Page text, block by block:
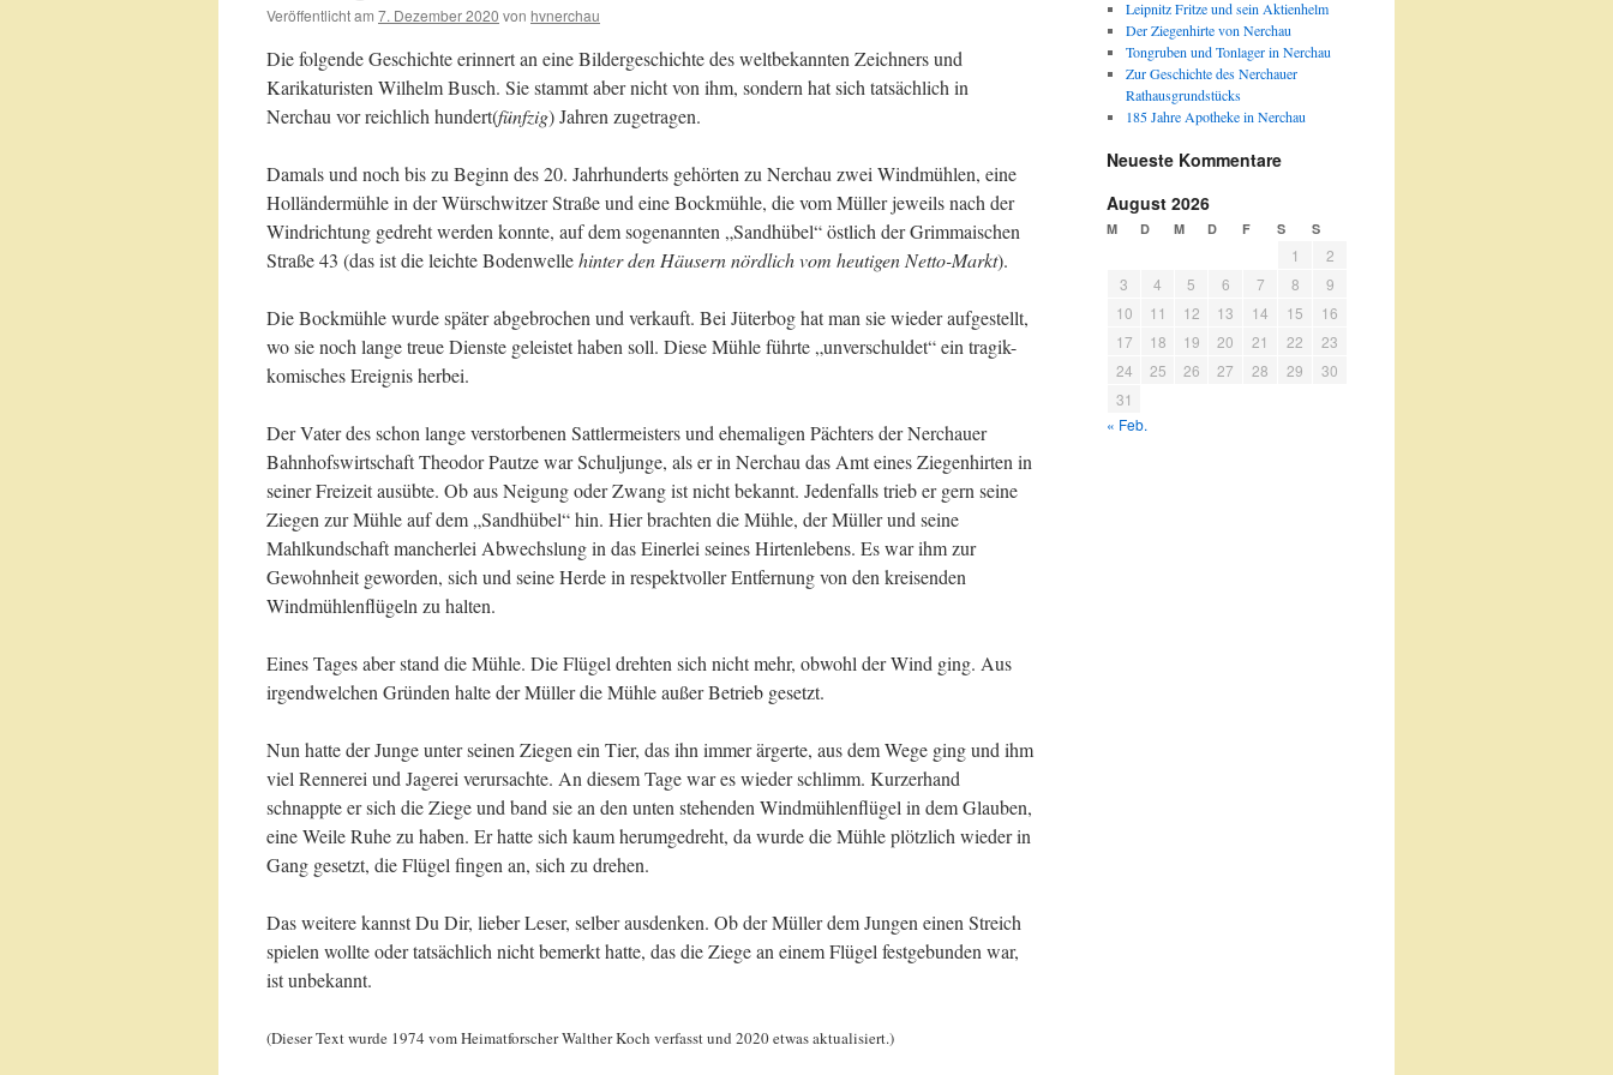
Veröffentlicht am 7. Dezember 2020 von hvnerchau
Die folgende Geschichte erinnert an eine Bildergeschichte des weltbekannten Zeichners und
Karikaturisten Wilhelm Busch. Sie stammt aber nicht von ihm, sondern hat sich tatsächlich in
Nerchau vor reichlich hundert(fünfzig) Jahren zugetragen.
Damals und noch bis zu Beginn des 20. Jahrhunderts gehörten zu Nerchau zwei Windmühlen, eine
Holländermühle in der Würschwitzer Straße und eine Bockmühle, die vom Müller jeweils nach der
Windrichtung gedreht werden konnte, auf dem sogenannten „Sandhübel“ östlich der Grimmaischen
Straße 43 (das ist die leichte Bodenwellehinter den Häusern nördlich vom heutigen Netto-Markt).
Die Bockmühle wurde später abgebrochen und verkauft. Bei Jüterbog hat man sie wieder aufgestellt,
wo sie noch lange treue Dienste geleistet haben soll. Diese Mühle führte „unverschuldet“ ein tragik-
komisches Ereignis herbei.
Der Vater des schon lange verstorbenen Sattlermeisters und ehemaligen Pächters der Nerchauer
Bahnhofswirtschaft Theodor Pautze war Schuljunge, als er in Nerchau das Amt eines Ziegenhirten in
seiner Freizeit ausübte. Ob aus Neigung oder Zwang ist nicht bekannt. Jedenfalls trieb er gern seine
Ziegen zur Mühle auf dem „Sandhübel“ hin. Hier brachten die Mühle, der Müller und seine
Mahlkundschaft mancherlei Abwechslung in das Einerlei seines Hirtenlebens. Es war ihm zur
Gewohnheit geworden, sich und seine Herde in respektvoller Entfernung von den kreisenden
Windmühlenflügeln zu halten.
Eines Tages aber stand die Mühle. Die Flügel drehten sich nicht mehr, obwohl der Wind ging. Aus
irgendwelchen Gründen halte der Müller die Mühle außer Betrieb gesetzt.
Nun hatte der Junge unter seinen Ziegen ein Tier, das ihn immer ärgerte, aus dem Wege ging und ihm
viel Rennerei und Jagerei verursachte. An diesem Tage war es wieder schlimm. Kurzerhand
schnappte er sich die Ziege und band sie an den unten stehenden Windmühlenflügel in dem Glauben,
eine Weile Ruhe zu haben. Er hatte sich kaum herumgedreht, da wurde die Mühle plötzlich wieder in
Gang gesetzt, die Flügel fingen an, sich zu drehen.
Das weitere kannst Du Dir, lieber Leser, selber ausdenken. Ob der Müller dem Jungen einen Streich
spielen wollte oder tatsächlich nicht bemerkt hatte, das die Ziege an einem Flügel festgebunden war,
ist unbekannt.
(Dieser Text wurde 1974 vom Heimatforscher Walther Koch verfasst und 2020 etwas aktualisiert.)
Leipnitz Fritze und sein Aktienhelm
Der Ziegenhirte von Nerchau
Tongruben und Tonlager in Nerchau
Zur Geschichte des Nerchauer
Rathausgrundstücks
185 Jahre Apotheke in Nerchau
Neueste Kommentare
August 2026
M D M D F S S
1
2
3
4 5 6 7 8
9
10
11 12 13 14 15
16
17
18 19 20 21 22
23
24
25 26 27 28 29
30
31
« Feb.